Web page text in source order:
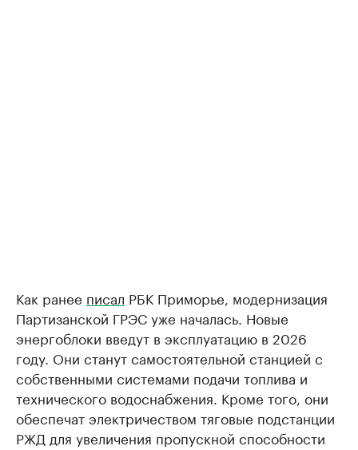
Как ранее писал РБК Приморье, модернизация
Партизанской ГРЭС уже началась. Новые
энергоблоки введут в эксплуатацию в 2026
году. Они станут самостоятельной станцией с
собственными системами подачи топлива и
технического водоснабжения. Кроме того, они
обеспечат электричеством тяговые подстанции
РЖД для увеличения пропускной способности